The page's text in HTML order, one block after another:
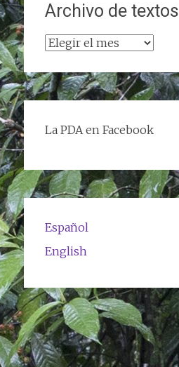
Archivo de textos
Archivo
textos
La PDA en Facebook
Español
English